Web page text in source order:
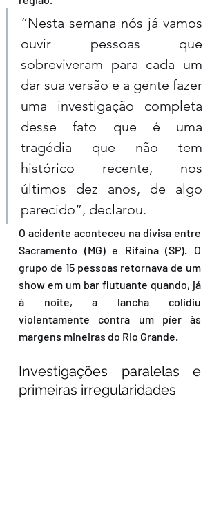
“Nesta semana nós já vamos
ouvir pessoas que
sobreviveram para cada um
dar sua versão e a gente fazer
uma investigação completa
desse fato que é uma
tragédia que não tem
histórico recente, nos
últimos dez anos, de algo
parecido”, declarou.
O acidente aconteceu na divisa entre
Sacramento (MG) e Rifaina (SP). O
grupo de 15 pessoas retornava de um
show em um bar flutuante quando, já
à noite, a lancha colidiu
violentamente contra um píer às
margens mineiras do Rio Grande.
Investigações paralelas e
primeiras irregularidades